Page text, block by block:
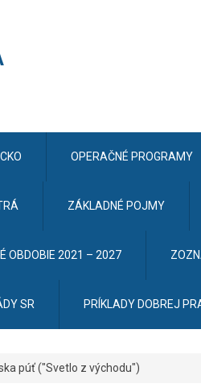
CKO OPERAČNÉ PROGRAMY
ZÁKLADNÉ POJMY
OBDOBIE 2021 – 2027
SR PRÍKLADY DOBREJ
púť ("Svetlo z východu")